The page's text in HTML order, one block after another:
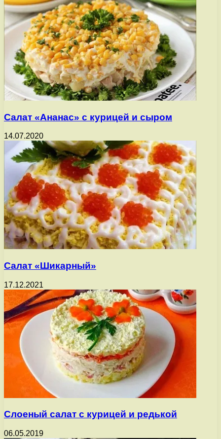
Салат «Ананас» с курицей и сыром
14.07.2020
Салат «Шикарный»
17.12.2021
Слоеный салат с курицей и редькой
06.05.2019